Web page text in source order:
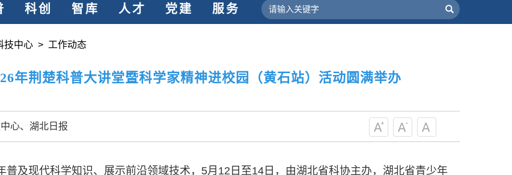
世界、面向未来，增进对国际科技界的开放、信任、
合作，为全面建设社会主义现代化国家、推动构建人
中国科协各级组织要坚持为科技工作者服务、为
创新驱动发展服务、为提高全民科学素质服务、为党
型、平台型科协组织建设，接长手臂，扎根基层，团
结引领广大科技工作者积极进军科技创新，组织开展
创新争先行动，促进科技繁荣发展，促进科学普及和
科创 智库 人才 党建 服务
技中心 > 工作动态
年荆楚科普大讲堂暨科学家精神进校园（黄石站）活动圆满举办
心、湖北日报
及现代科学知识、展示前沿领域技术，5月12日至14日，由湖北省科协主办，湖北省青少年